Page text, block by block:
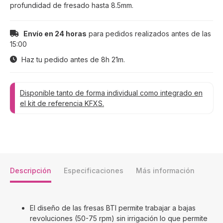
profundidad de fresado hasta 8.5mm.
Envío en 24 horas para pedidos realizados antes de las
15:00
Haz tu pedido antes de 8h 21m.
Disponible tanto de forma individual como integrado en
el kit de referencia KFXS.
Descripción Especificaciones Más información
El diseño de las fresas BTI permite trabajar a bajas
revoluciones (50-75 rpm) sin irrigación lo que permite